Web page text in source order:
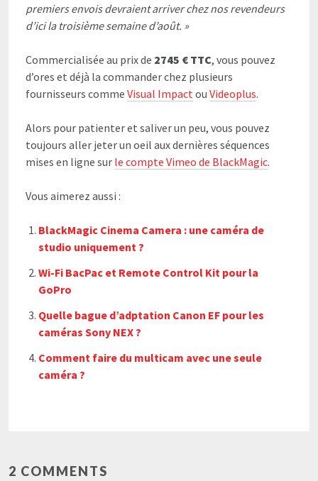
premiers envois devraient arriver chez nos revendeurs
d’ici la troisième semaine d’août. »
Commercialisée au prix de 2745 € TTC, vous pouvez
d’ores et déjà la commander chez plusieurs
fournisseurs comme Visual Impact ou Videoplus.
Alors pour patienter et saliver un peu, vous pouvez
toujours aller jeter un oeil aux dernières séquences
mises en ligne sur le compte Vimeo de BlackMagic.
Vous aimerez aussi :
BlackMagic Cinema Camera : une caméra de
studio uniquement ?
Wi-Fi BacPac et Remote Control Kit pour la
GoPro
Quelle bague d’adptation Canon EF pour les
caméras Sony NEX ?
Comment faire du multicam avec une seule
caméra ?
2 COMMENTS